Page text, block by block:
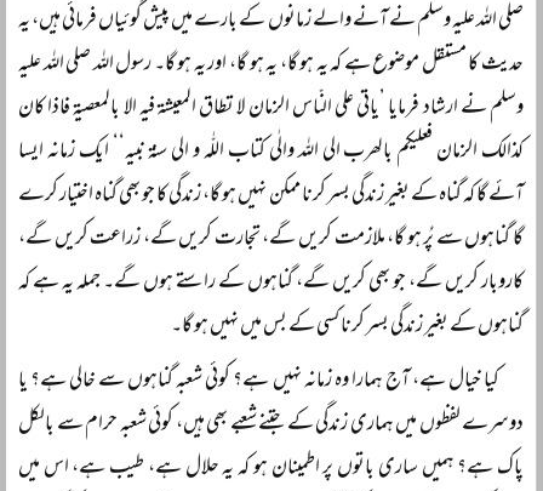
صلی اللہ علیہ وسلم نے آنے والے زمانوں کے بارے میں پیش گوئیاں فرمائی ہیں، یہ
حدیث کا مستقل موضوع ہے کہ یہ ہو گا، یہ ہو گا، اور یہ ہو گا۔ رسول اللہ صلی اللہ علیہ
وسلم نے ارشاد فرمایا ’یاتی علی النّاس الزمان لا تطاق المعیشۃ فیہ الا بالمعصیۃ فاذا کان
کذالک الزمان فعلیکم بالھرب الی اللہ والٰی کتاب اللّٰہ و الی سنۃ نبیہ‘‘ ایک زمانہ ایسا
آئے گا کہ گناہ کے بغیر زندگی بسر کرنا ممکن نہیں ہو گا، زندگی کا جو بھی گناہ اختیار کرے
گا گناہوں سے پُر ہو گا، ملازمت کریں گے، تجارت کریں گے، زراعت کریں گے،
کاروبار کریں گے، جو بھی کریں گے، گناہوں کے راستے ہوں گے۔ جملہ یہ ہے کہ
گناہوں کے بغیر زندگی بسر کرنا کسی کے بس میں نہیں ہو گا۔
کیا خیال ہے، آج ہمارا وہ زمانہ نہیں ہے؟ کوئی شعبہ گناہوں سے خالی ہے؟ یا
دوسرے لفظوں میں ہماری زندگی کے جتنے شعبے بھی ہیں، کوئی شعبہ حرام سے بالکل
پاک ہے؟ ہمیں ساری باتوں پر اطمینان ہو کہ یہ حلال ہے، طیب ہے، اس میں